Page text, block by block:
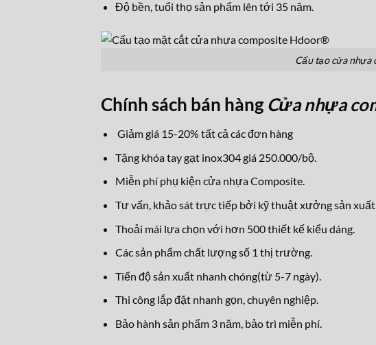
Độ bền, tuổi thọ sản phẩm lên tới 35 năm.
Cấu tạo cửa
Chính sách bán hàng Cửa nhựa
Giảm giá 15-20% tất cả các đơn hàng
Tặng khóa tay gạt inox304 giá 250.000/bộ.
Miễn phí phụ kiện cửa nhựa Composite.
Tư vấn, khảo sát trực tiếp bởi kỹ thuật xưởng sản
Thoải mái lựa chọn với hơn 500 thiết kế kiểu dáng.
Các sản phẩm chất lượng số 1 thị trường.
Tiến độ sản xuất nhanh chóng(từ 5-7 ngày).
Thi công lắp đặt nhanh gọn, chuyên nghiệp.
Bảo hành sản phẩm 3 năm, bảo trì miễn phí.